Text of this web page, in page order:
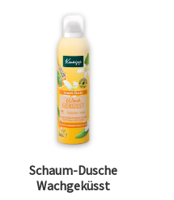
Schaum-Dusche
Wachgeküsst